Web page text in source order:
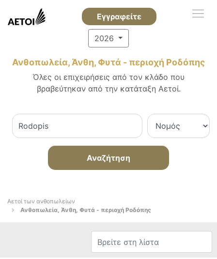
Εγγραφείτε
2026
Ανθοπωλεία, Άνθη, Φυτά - περιοχή Ροδόπης
Όλες οι επιχειρήσεις από τον κλάδο που
βραβεύτηκαν από την κατάταξη Αετοί.
Αναζήτηση
Αετοί των ανθοπωλείων
Ανθοπωλεία, Άνθη, Φυτά - περιοχή Ροδόπης